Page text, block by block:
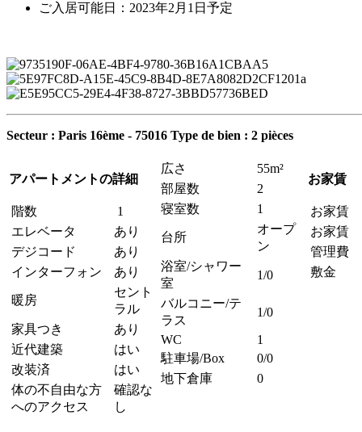
ご入居可能日：2023年2月1日予定
Secteur : Paris 16ème - 75016 Type de bien : 2 pièces
アパートメントの詳細
階数
1
エレベータ
あり
デジコード
あり
インターフォン
あり
暖房
セント
ラル
家具つき
あり
近代建築
はい
改装済
はい
体の不自由な方
へのアクセス
確認な
し
広さ
55m²
部屋数
2
寝室数
1
台所
オープ
ン
浴室/シャワー
室
1/0
バルコニー/テ
ラス
1/0
WC
1
駐車場/Box
0/0
地下倉庫
0
お家賃
お家賃
お家賃
管理費
敷金